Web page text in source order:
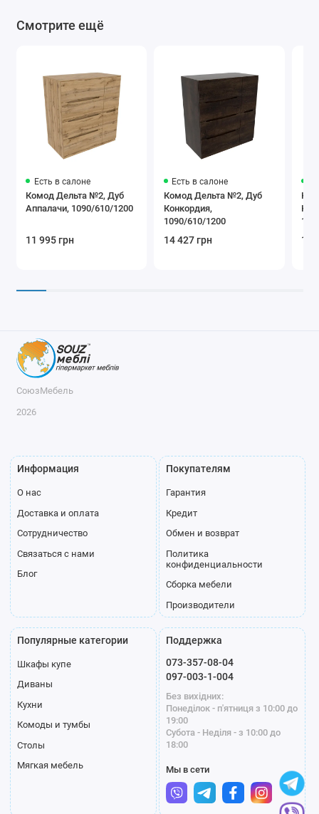
Смотрите ещё
Есть в салоне
Комод Дельта №2, Дуб
Аппалачи, 1090/610/1200
11 995 грн
Есть в салоне
Комод Дельта №2, Дуб
Конкордия,
1090/610/1200
14 427 грн 11
СоюзМебель
2026
Информация
О нас
Доставка и оплата
Сотрудничество
Связаться с нами
Блог
Покупателям
Гарантия
Кредит
Обмен и возврат
Политика
конфиденциальности
Сборка мебели
Производители
Популярные категории
Шкафы купе
Диваны
Кухни
Комоды и тумбы
Столы
Мягкая мебель
Поддержка
073-357-08-04
097-003-1-004
Без вихідних:
Понеділок - п'ятниця з 10:00 до
19:00
Субота - Неділя - з 10:00 до
18:00
Мы в сети